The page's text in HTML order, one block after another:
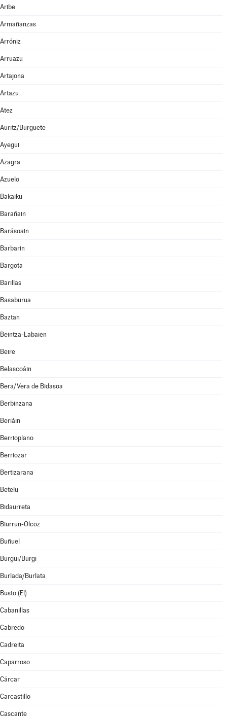
Aribe
Armañanzas
Arróniz
Arruazu
Artajona
Artazu
Atez
Auritz/Burguete
Ayegui
Azagra
Azuelo
Bakaiku
Barañain
Barásoain
Barbarin
Bargota
Barillas
Basaburua
Baztan
Beintza-Labaien
Beire
Belascoáin
Bera/Vera de Bidasoa
Berbinzana
Beriáin
Berrioplano
Berriozar
Bertizarana
Betelu
Bidaurreta
Biurrun-Olcoz
Buñuel
Burgui/Burgi
Burlada/Burlata
Busto (El)
Cabanillas
Cabredo
Cadreita
Caparroso
Cárcar
Carcastillo
Cascante